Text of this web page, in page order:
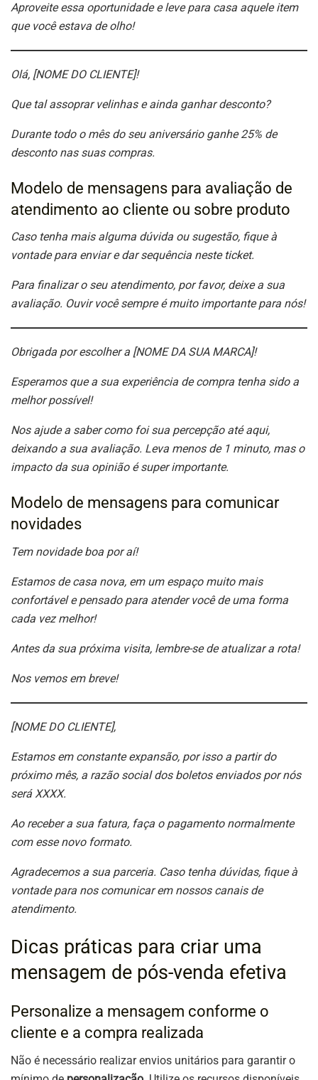
Aproveite essa oportunidade e leve para casa aquele item
que você estava de olho!
Olá, [NOME DO CLIENTE]!
Que tal assoprar velinhas e ainda ganhar desconto?
Durante todo o mês do seu aniversário ganhe 25% de
desconto nas suas compras.
Modelo de mensagens para avaliação de
atendimento ao cliente ou sobre produto
Caso tenha mais alguma dúvida ou sugestão, fique à
vontade para enviar e dar sequência neste ticket.
Para finalizar o seu atendimento, por favor, deixe a sua
avaliação. Ouvir você sempre é muito importante para nós!
Obrigada por escolher a [NOME DA SUA MARCA]!
Esperamos que a sua experiência de compra tenha sido a
melhor possível!
Nos ajude a saber como foi sua percepção até aqui,
deixando a sua avaliação. Leva menos de 1 minuto, mas o
impacto da sua opinião é super importante.
Modelo de mensagens para comunicar
novidades
Tem novidade boa por aí!
Estamos de casa nova, em um espaço muito mais
confortável e pensado para atender você de uma forma
cada vez melhor!
Antes da sua próxima visita, lembre-se de atualizar a rota!
Nos vemos em breve!
[NOME DO CLIENTE],
Estamos em constante expansão, por isso a partir do
próximo mês, a razão social dos boletos enviados por nós
será XXXX.
Ao receber a sua fatura, faça o pagamento normalmente
com esse novo formato.
Agradecemos a sua parceria. Caso tenha dúvidas, fique à
vontade para nos comunicar em nossos canais de
atendimento.
Dicas práticas para criar uma
mensagem de pós-venda efetiva
Personalize a mensagem conforme o
cliente e a compra realizada
Não é necessário realizar envios unitários para garantir o